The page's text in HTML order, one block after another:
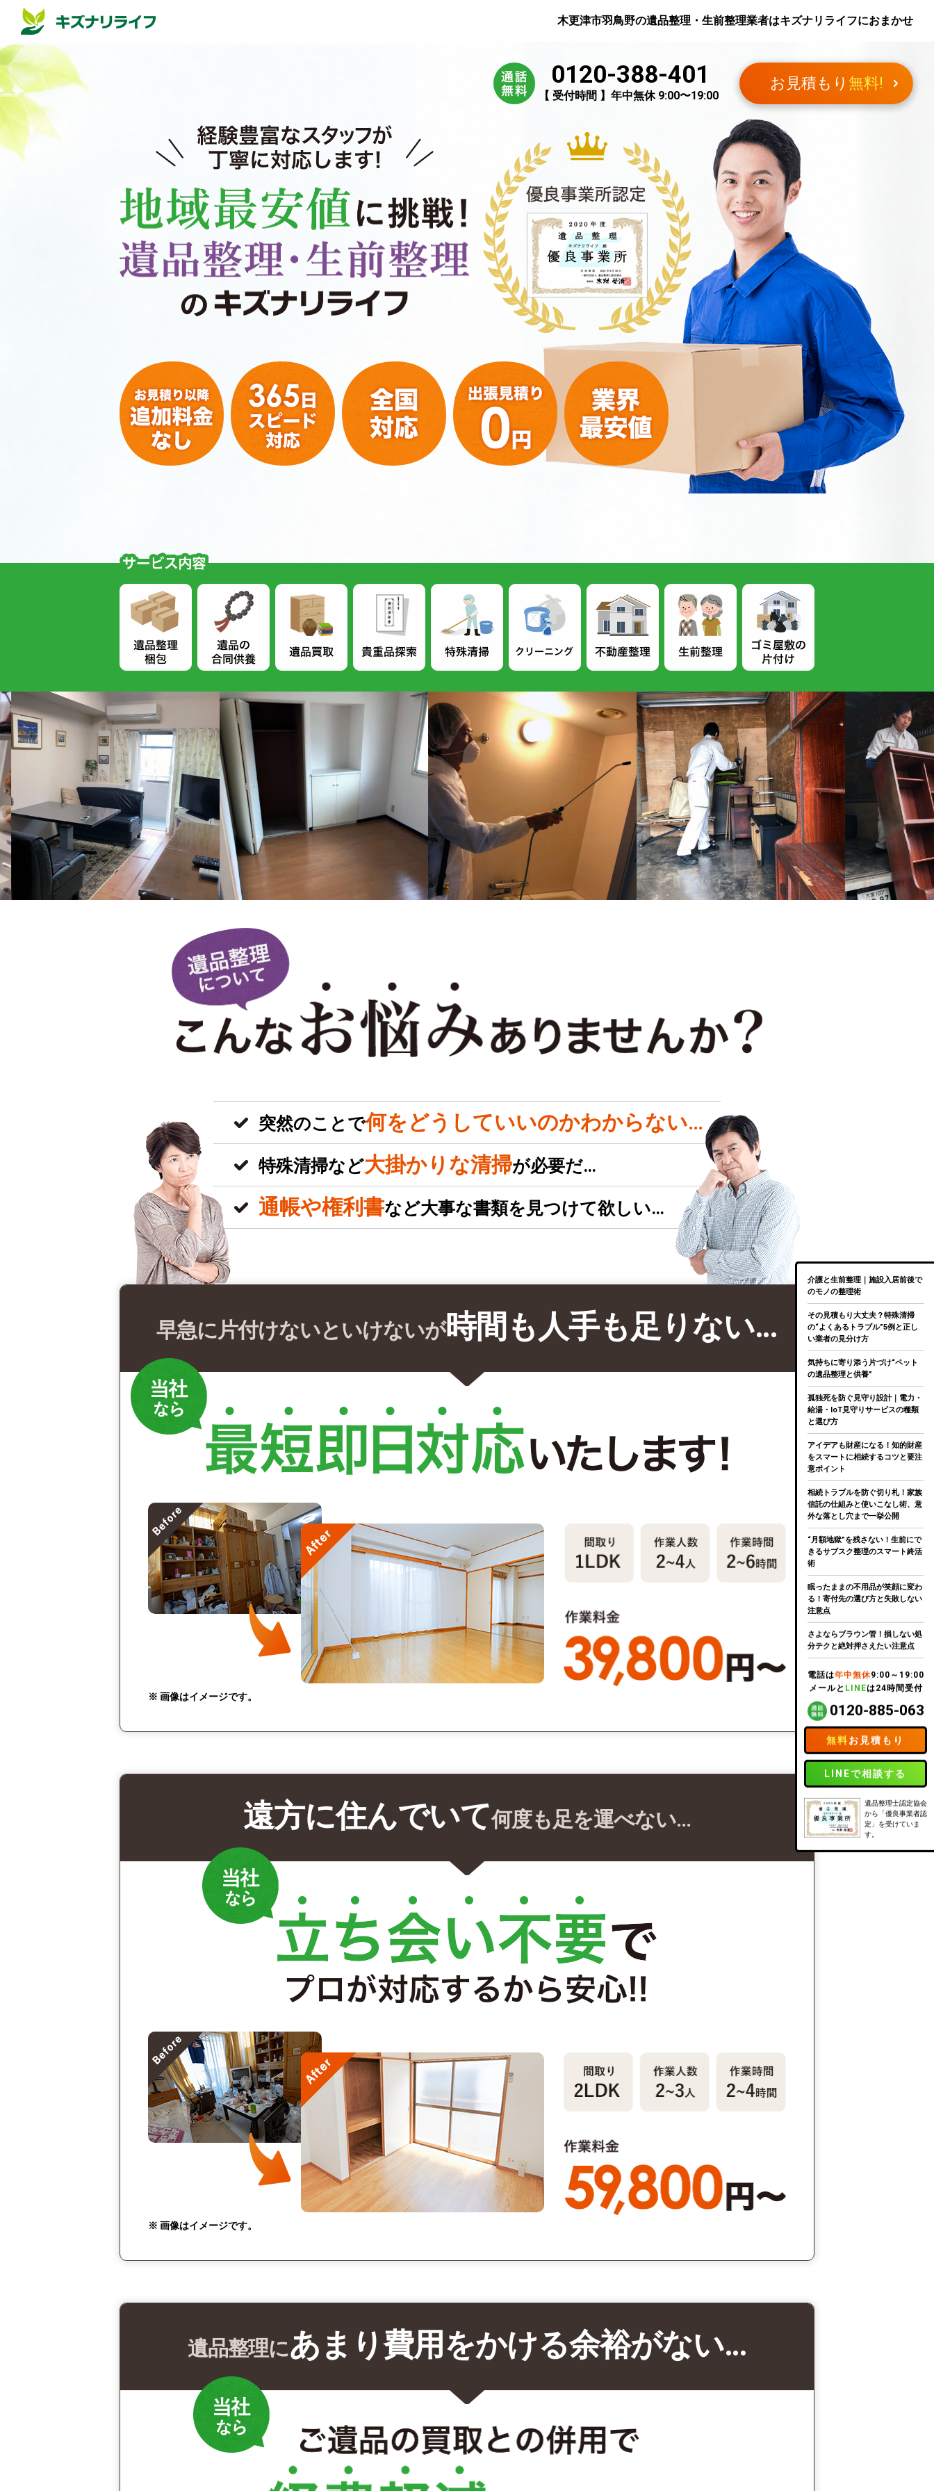
木更津市羽鳥野の遺品整理・生前整理業者はキズナリライフにおまかせ
0120-388-401
【 受付時間 】年中無休 9:00〜19:00
お見積もり 無料!
突然のことで何をどうしていいのかわからない…
特殊清掃など大掛かりな清掃が必要だ…
通帳や権利書など大事な書類を見つけて欲しい…
早急に片付けないといけないが時間も人手も足りない…
※ 画像はイメージです。
遠方に住んでいて何度も足を運べない…
※ 画像はイメージです。
遺品整理にあまり費用をかける余裕がない…
介護と生前整理｜施設入居前後で
のモノの整理術
その見積もり大丈夫？特殊清掃
の“よくあるトラブル”5例と正し
い業者の見分け方
気持ちに寄り添う片づけ“ペット
の遺品整理と供養”
孤独死を防ぐ見守り設計｜電力・
給湯・IoT見守りサービスの種類
と選び方
アイデアも財産になる！知的財産
をスマートに相続するコツと要注
意ポイント
相続トラブルを防ぐ切り札！家族
信託の仕組みと使いこなし術、意
外な落とし穴まで一挙公開
“月額地獄”を残さない！生前にで
きるサブスク整理のスマート終活
術
眠ったままの不用品が笑顔に変わ
る！寄付先の選び方と失敗しない
注意点
さよならブラウン管！損しない処
分テクと絶対押さえたい注意点
電話は年中無休9:00～19:00
メールと LINEは24時間受付
0120-885-063
無料お見積もり
LINEで相談する
遺品整理士認定協会
から「優良事業者認
定」を受けていま
す。